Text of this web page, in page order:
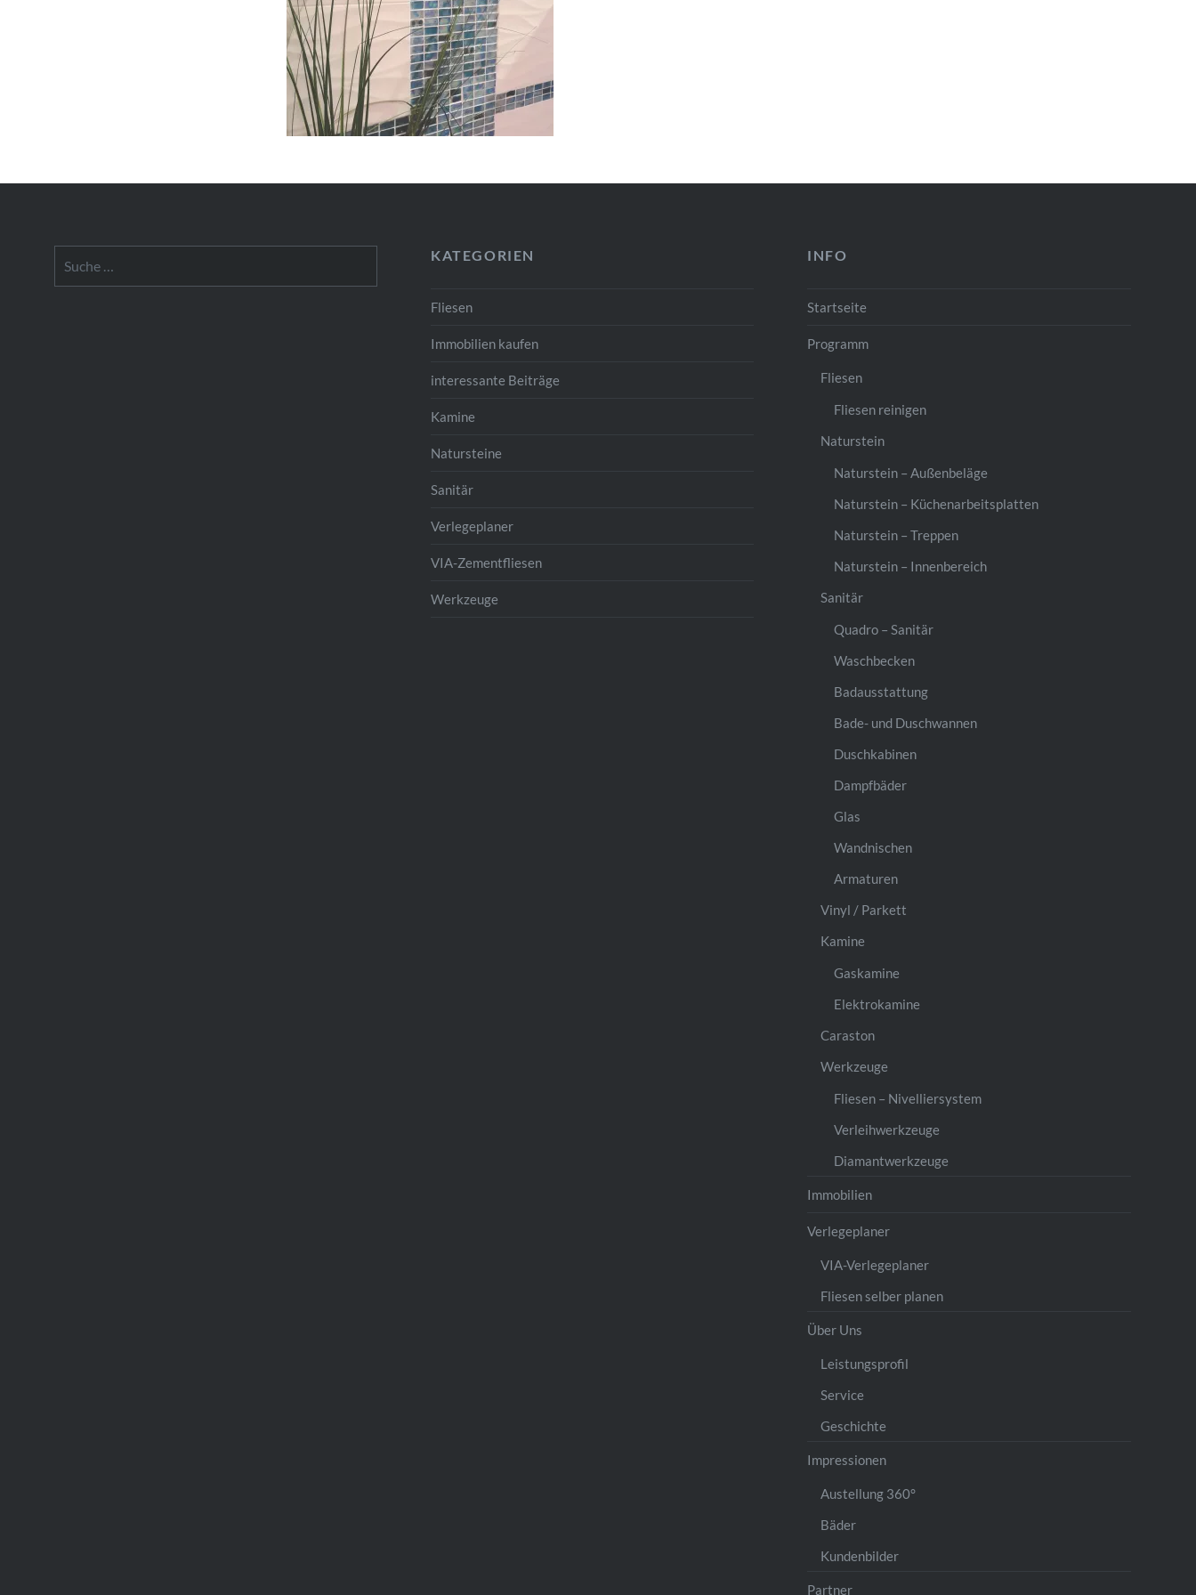
nach:
KATEGORIEN
Fliesen
Immobilien kaufen
interessante Beiträge
Kamine
Natursteine
Sanitär
Verlegeplaner
VIA-Zementfliesen
Werkzeuge
INFO
Startseite
Programm
Fliesen
Fliesen reinigen
Naturstein
Naturstein – Außenbeläge
Naturstein – Küchenarbeitsplatten
Naturstein – Treppen
Naturstein – Innenbereich
Sanitär
Quadro – Sanitär
Waschbecken
Badausstattung
Bade- und Duschwannen
Duschkabinen
Dampfbäder
Glas
Wandnischen
Armaturen
Vinyl / Parkett
Kamine
Gaskamine
Elektrokamine
Caraston
Werkzeuge
Fliesen – Nivelliersystem
Verleihwerkzeuge
Diamantwerkzeuge
Immobilien
Verlegeplaner
VIA-Verlegeplaner
Fliesen selber planen
Über Uns
Leistungsprofil
Service
Geschichte
Impressionen
Austellung 360°
Bäder
Kundenbilder
Partner